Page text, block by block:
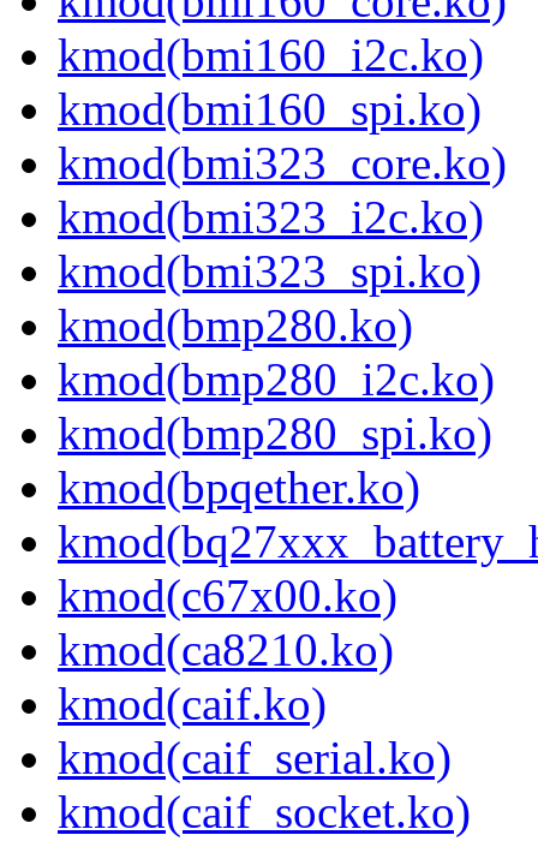
kmod(bmi160_i2c.ko)
kmod(bmi160_spi.ko)
kmod(bmi323_core.ko)
kmod(bmi323_i2c.ko)
kmod(bmi323_spi.ko)
kmod(bmp280.ko)
kmod(bmp280_i2c.ko)
kmod(bmp280_spi.ko)
kmod(bpqether.ko)
kmod(c67x00.ko)
kmod(ca8210.ko)
kmod(caif.ko)
kmod(caif_serial.ko)
kmod(caif_socket.ko)